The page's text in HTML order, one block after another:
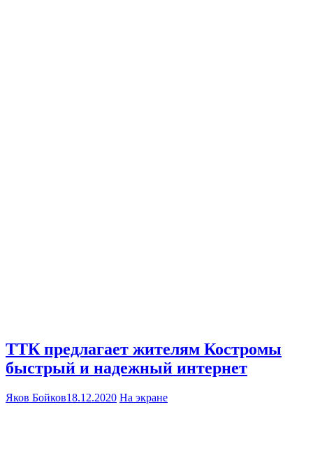
ТТК предлагает жителям Костромы
быстрый и надежный интернет
Яков Бойков18.12.2020 На экране